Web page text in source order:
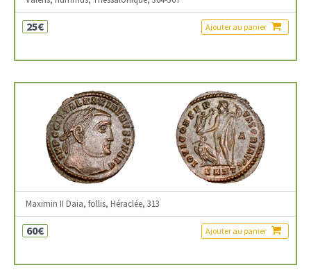
25€ Ajouter au panier
Maximin II Daia, follis, Héraclée, 313
60€ Ajouter au panier